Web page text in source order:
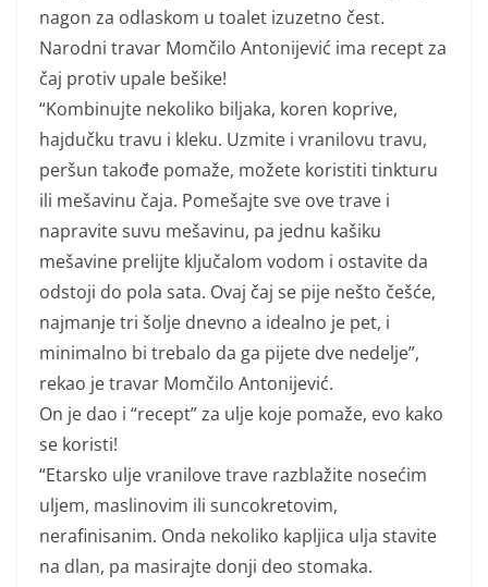
nagon za odlaskom u toalet izuzetno čest.
Narodni travar Momčilo Antonijević ima recept za
čaj protiv upale bešike!
“Kombinujte nekoliko biljaka, koren koprive,
hajdučku travu i kleku. Uzmite i vranilovu travu,
peršun takođe pomaže, možete koristiti tinkturu
ili mešavinu čaja. Pomešajte sve ove trave i
napravite suvu mešavinu, pa jednu kašiku
mešavine prelijte ključalom vodom i ostavite da
odstoji do pola sata. Ovaj čaj se pije nešto češće,
najmanje tri šolje dnevno a idealno je pet, i
minimalno bi trebalo da ga pijete dve nedelje”,
rekao je travar Momčilo Antonijević.
On je dao i “recept” za ulje koje pomaže, evo kako
se koristi!
“Etarsko ulje vranilove trave razblažite nosećim
uljem, maslinovim ili suncokretovim,
nerafinisanim. Onda nekoliko kapljica ulja stavite
na dlan, pa masirajte donji deo stomaka.